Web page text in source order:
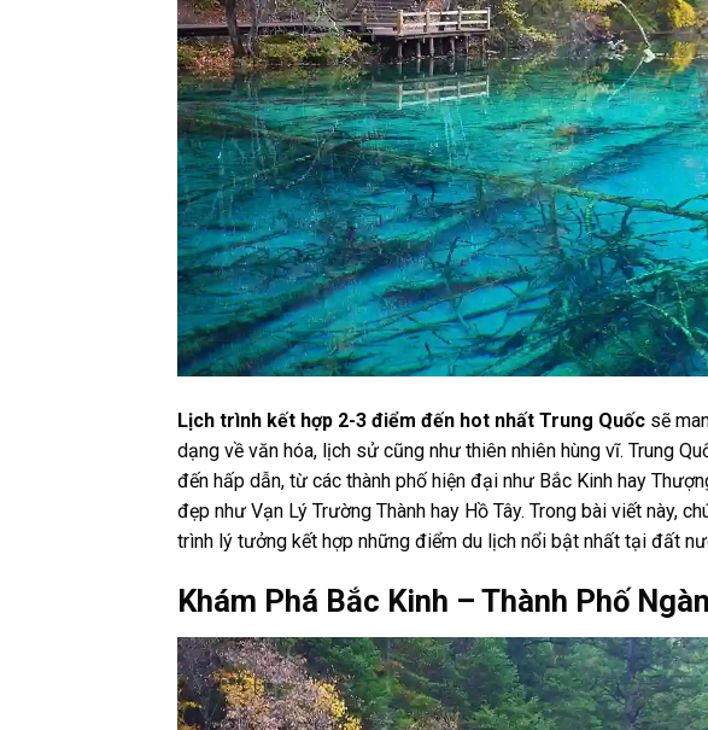
Lịch trình kết hợp 2-3 điểm đến hot nhất Trung Quốc sẽ
dạng về văn hóa, lịch sử cũng như thiên nhiên hùng vĩ. Trung
đến hấp dẫn, từ các thành phố hiện đại như Bắc Kinh hay
đẹp như Vạn Lý Trường Thành hay Hồ Tây. Trong bài viết này,
trình lý tưởng kết hợp những điểm du lịch nổi bật nhất tại đất
Khám Phá Bắc Kinh – Thành Phố